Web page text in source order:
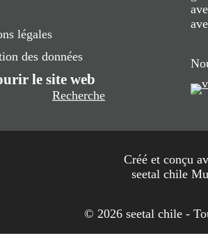
légales
des données
le site web
Recherche
Créé et conçu
seetal chile
© 2026 seetal chile -